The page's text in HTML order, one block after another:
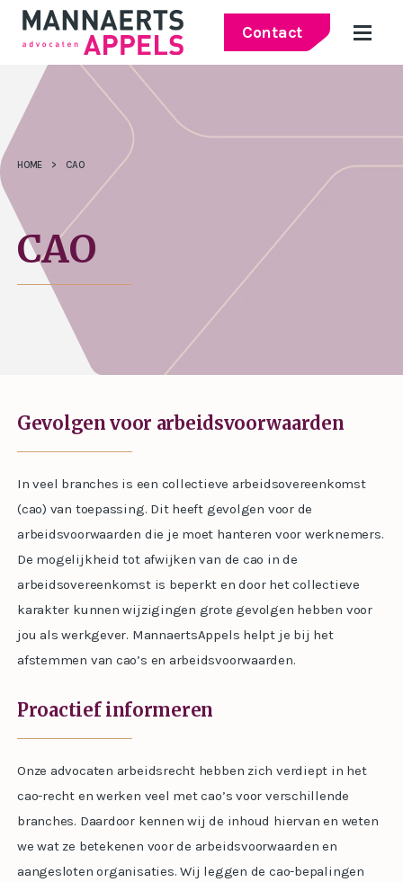
Contact
HOME > CAO
CAO
Gevolgen voor arbeidsvoorwaarden
In veel branches is een collectieve arbeidsovereenkomst
(cao) van toepassing. Dit heeft gevolgen voor de
arbeidsvoorwaarden die je moet hanteren voor werknemers.
De mogelijkheid tot afwijken van de cao in de
arbeidsovereenkomst is beperkt en door het collectieve
karakter kunnen wijzigingen grote gevolgen hebben voor
jou als werkgever. MannaertsAppels helpt je bij het
afstemmen van cao’s en arbeidsvoorwaarden.
Proactief informeren
Onze advocaten arbeidsrecht hebben zich verdiept in het
cao-recht en werken veel met cao’s voor verschillende
branches. Daardoor kennen wij de inhoud hiervan en weten
we wat ze betekenen voor de arbeidsvoorwaarden en
aangesloten organisaties. Wij leggen de cao-bepalingen